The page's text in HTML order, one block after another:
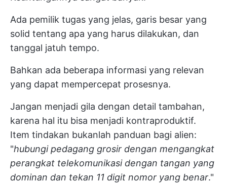
Ada pemilik tugas yang jelas, garis besar yang
solid tentang apa yang harus dilakukan, dan
tanggal jatuh tempo.
Bahkan ada beberapa informasi yang relevan
yang dapat mempercepat prosesnya.
Jangan menjadi gila dengan detail tambahan,
karena hal itu bisa menjadi kontraproduktif.
Item tindakan bukanlah panduan bagi alien:
"hubungi pedagang grosir dengan mengangkat
perangkat telekomunikasi dengan tangan yang
dominan dan tekan 11 digit nomor yang benar."